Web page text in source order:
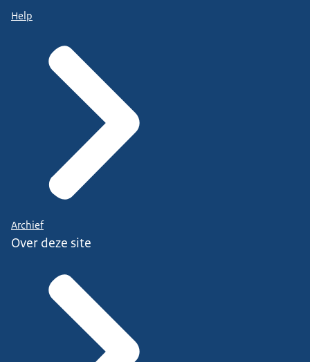
Help
Archief
Over deze site